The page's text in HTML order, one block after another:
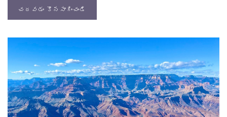
చదవడం కొనసాగించండి